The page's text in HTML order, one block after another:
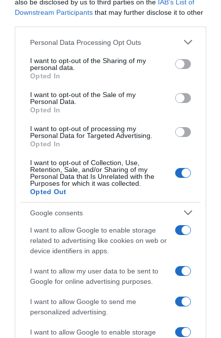
also be disclosed by us to third parties on the IAB’s List of
Downstream Participants that may further disclose it to other
Please note that this website/app uses one or more Google
not limited to your visit or usage behaviour. You may click to
grant or deny consent to Google and its third-party tags to
use your data for below specified purposes in below Google
consent section.
Personal Data Processing Opt Outs
I want to opt-out of the Sharing of my
personal data.
Opted In
I want to opt-out of the Sale of my
Personal Data.
Opted In
I want to opt-out of processing my
Personal Data for Targeted Advertising.
Opted In
I want to opt-out of Collection, Use,
Retention, Sale, and/or Sharing of my
Personal Data that Is Unrelated with the
Purposes for which it was collected.
Opted Out
Google consents
I want to allow Google to enable storage
related to advertising like cookies on web or
device identifiers in apps.
I want to allow my user data to be sent to
Google for online advertising purposes.
I want to allow Google to send me
personalized advertising.
I want to allow Google to enable storage
Ειδήσεις σήμερα
To Ιράν θα διατηρήσει τον αποκλεισμό των
Στενών του Ορμούζ έως ότου οι ΗΠΑ
αποδεχθούν “όλους” τους όρους της
Ιός Δυτικού Νείλου: Έξι θάνατοι τις
τελευταίες ημέρες – Στην Αττική τα
ΠΑΣΟΚ: Η «Εστία» ανάλωσε τη μισή ύλη
της για να μην πει απολύτως τίποτα και να
επαναλάβει το φαντασιόπληκτο ρεπορτάζ
της
Χανιά: Νεαρός Παλαιστίνιος κλείδωσε
φωνές της
Ακολούθησε το debater.gr στο
ΑΓΚΥΡΑ ΚΥΡΙΑΚΟΣ ΜΗΤΣΟΤΑΚΗΣ
ΡΕΤΖΕΠ ΤΑΓΙΠ ΕΡΝΤΟΓΑΝ ΣΥΝΟΔΟΣ NATO